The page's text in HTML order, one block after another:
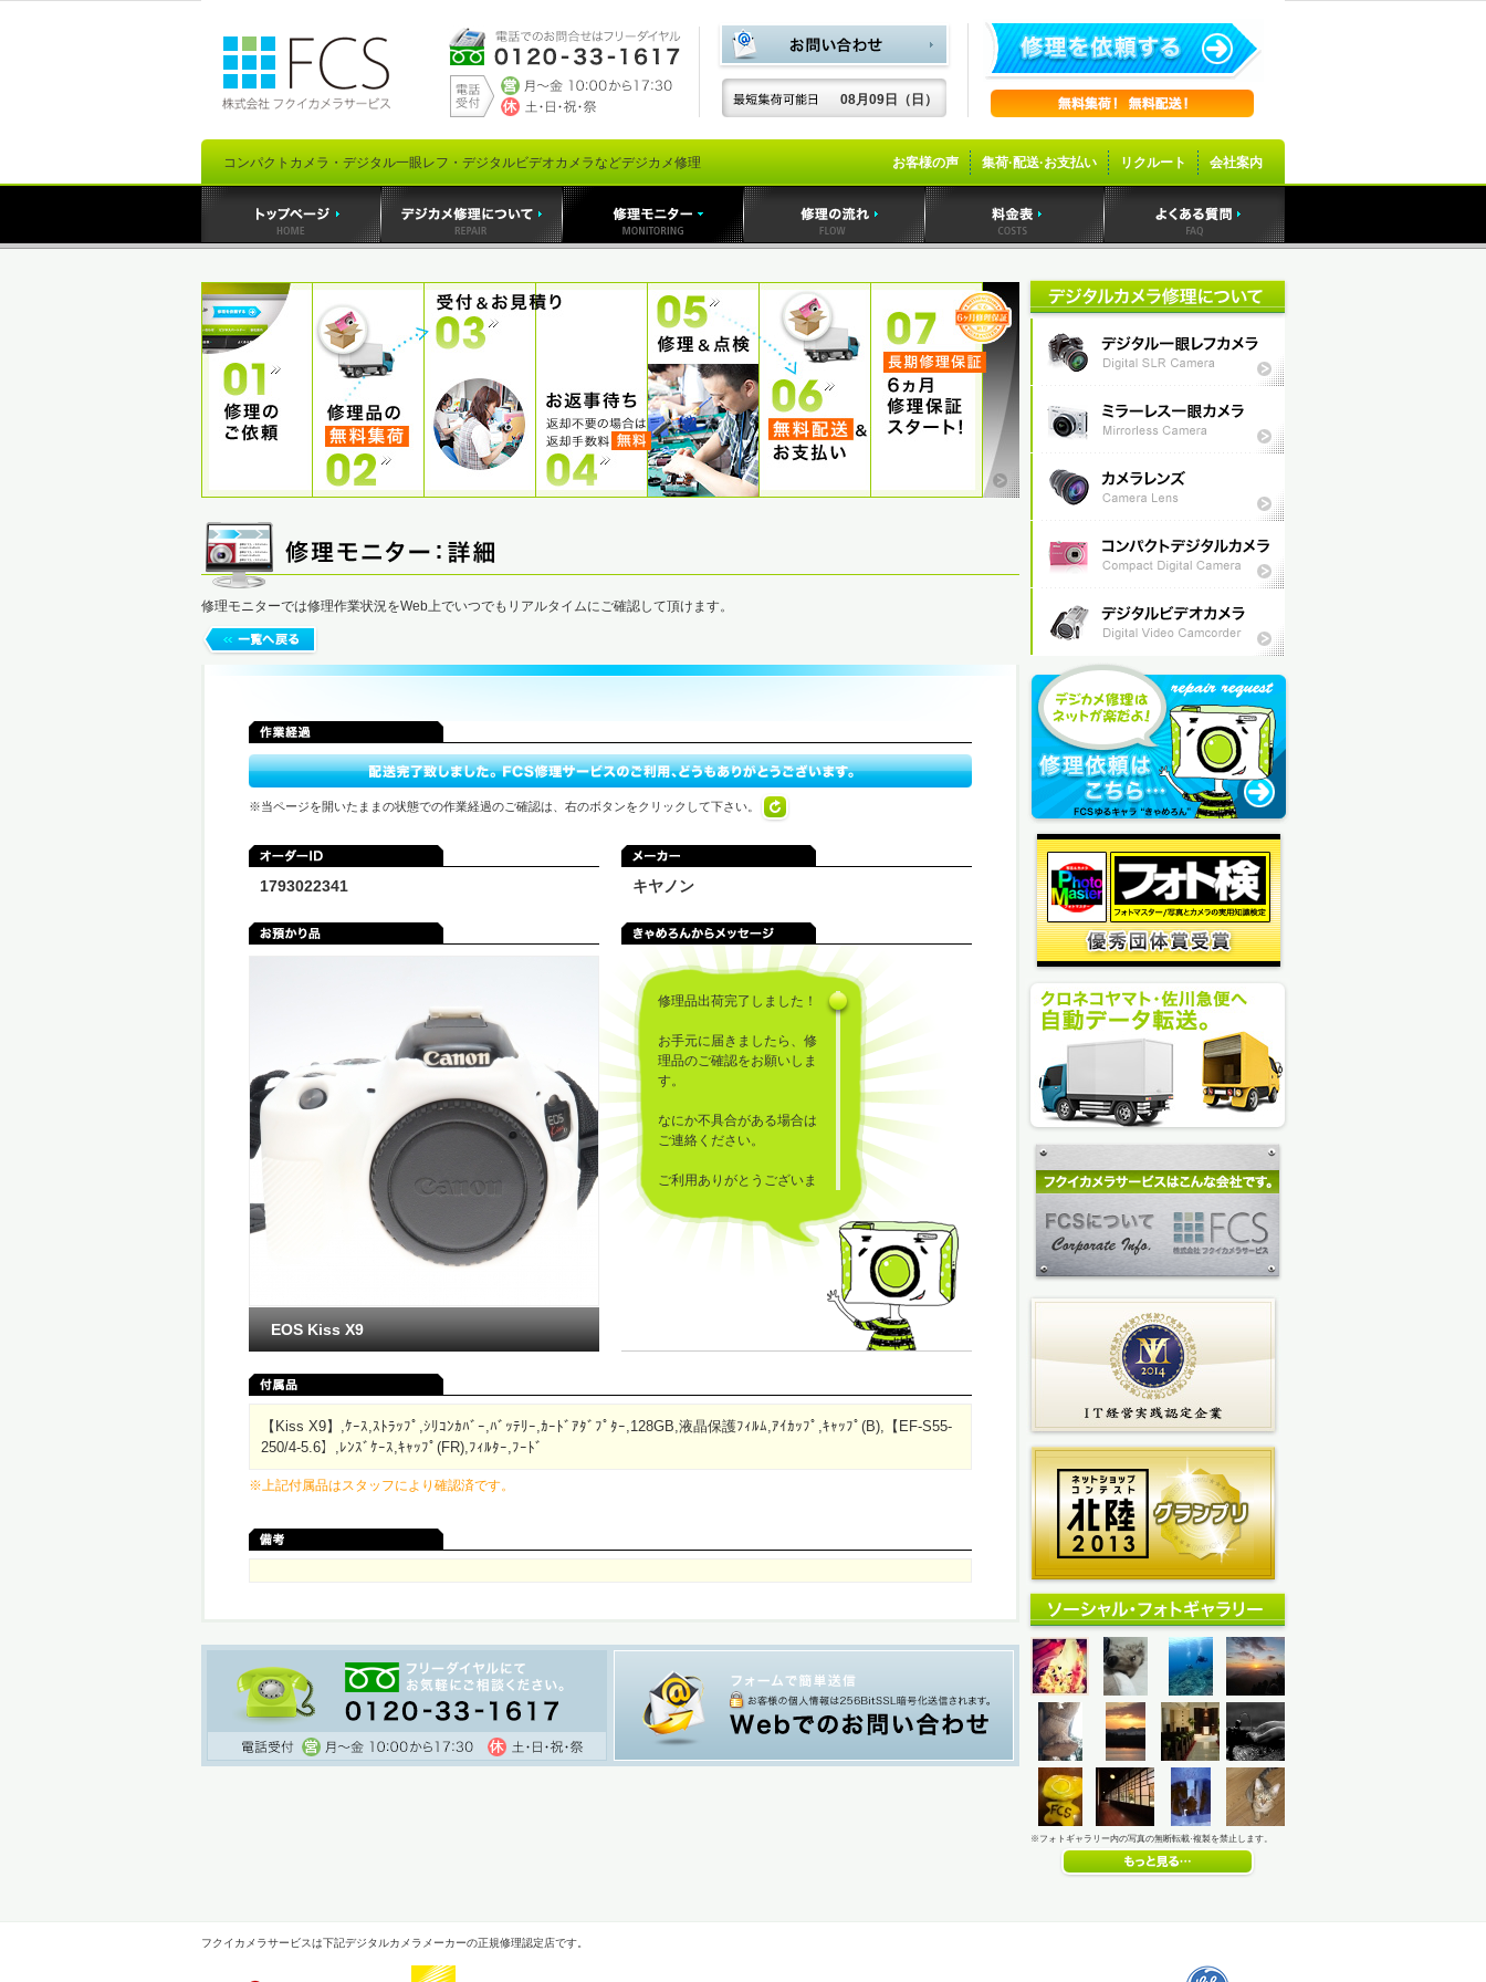
08月09日（日）
コンパクトカメラ・デジタル一眼レフ・デジタルビデオカメラなどデジカメ修理 会社案内
リクルート
集荷·配送·お支払い
お客様の声
修理モニターでは修理作業状況をWeb上でいつでもリアルタイムにご確認して頂けます。
※当ページを開いたままの状態での作業経過のご確認は、右のボタンをクリックして下さい。
1793022341 キヤノン
修理品出荷完了しました！
お手元に届きましたら、修
理品のご確認をお願いしま
す。
なにか不具合がある場合は
ご連絡ください。
ご利用ありがとうございま
EOS Kiss X9
【Kiss X9】,ｹｰｽ,ｽﾄﾗｯﾌﾟ,ｼﾘｺﾝｶﾊﾞｰ,ﾊﾞｯﾃﾘｰ,ｶｰﾄﾞｱﾀﾞﾌﾟﾀｰ,128GB,液晶保護ﾌｨﾙﾑ,ｱｲｶｯﾌﾟ,ｷｬｯﾌﾟ(B),【EF-S55-
250/4-5.6】,ﾚﾝｽﾞｹｰｽ,ｷｬｯﾌﾟ(FR),ﾌｨﾙﾀｰ,ﾌｰﾄﾞ
※上記付属品はスタッフにより確認済です。
※フォトギャラリー内の写真の無断転載·複製を禁止します。
フクイカメラサービスは下記デジタルカメラメーカーの正規修理認定店です。